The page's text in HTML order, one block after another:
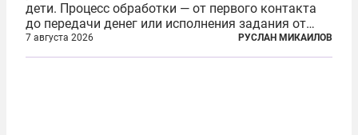
дети. Процесс обработки — от первого контакта
до передачи денег или исполнения задания от
кураторов может занять от двух часов до
нескольких месяцев. Детей превращают в
7 августа 2026 РУСЛАН МИКАИЛОВ